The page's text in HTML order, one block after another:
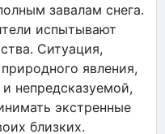
завалам снега.
испытывают
Ситуация,
явления,
непредсказуемой,
экстренные
близких.